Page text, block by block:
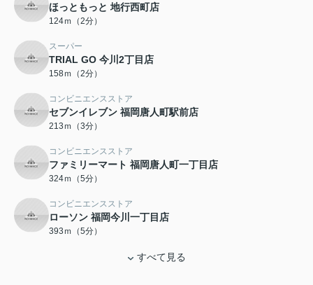
ほっともっと 地行西町店
124ｍ（2分）
スーパー
TRIAL GO 今川2丁目店
158ｍ（2分）
コンビニエンスストア
セブンイレブン 福岡唐人町駅前店
213ｍ（3分）
コンビニエンスストア
ファミリーマート 福岡唐人町一丁目店
324ｍ（5分）
コンビニエンスストア
ローソン 福岡今川一丁目店
393ｍ（5分）
すべて見る